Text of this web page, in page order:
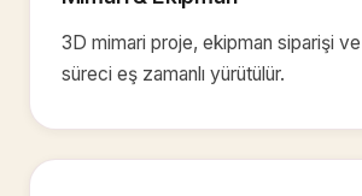
3D mimari proje, ekipman siparişi
süreci eş zamanlı yürütülür.